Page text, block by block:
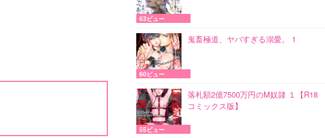
63ビュー
鬼畜極道、ヤバすぎる溺愛。 1
60ビュー
落札額2億7500万円のM奴隷 １【R18
コミックス版】
55ビュー